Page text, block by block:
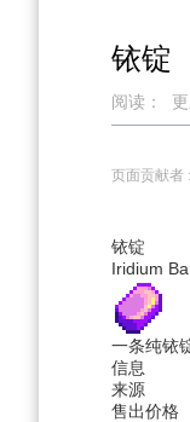
铱锭
阅读：
到
到
页面贡献者 :
铱锭
Iridium
一条纯铱
信息
来源
售出价格